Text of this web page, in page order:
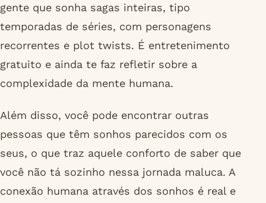
gente que sonha sagas inteiras, tipo
temporadas de séries, com personagens
recorrentes e plot twists. É entretenimento
gratuito e ainda te faz refletir sobre a
complexidade da mente humana.
Além disso, você pode encontrar outras
pessoas que têm sonhos parecidos com os
seus, o que traz aquele conforto de saber que
você não tá sozinho nessa jornada maluca. A
conexão humana através dos sonhos é real e